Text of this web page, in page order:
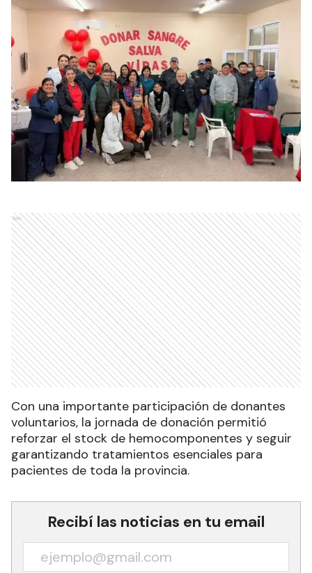
Ads
Con una importante participación de donantes
voluntarios, la jornada de donación permitió
reforzar el stock de hemocomponentes y seguir
garantizando tratamientos esenciales para
pacientes de toda la provincia.
Recibí las noticias en tu email